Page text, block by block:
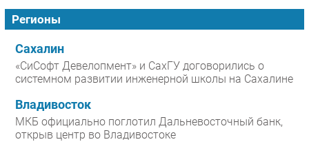
Регионы
Сахалин
«СиСофт Девелопмент» и СахГУ договорились о
системном развитии инженерной школы на Сахалине
Владивосток
МКБ официально поглотил Дальневосточный банк,
открыв центр во Владивостоке